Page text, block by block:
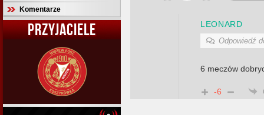
Komentarze
PRZYJACIELE LEONARD
Odpowiedź
6 meczów
-6